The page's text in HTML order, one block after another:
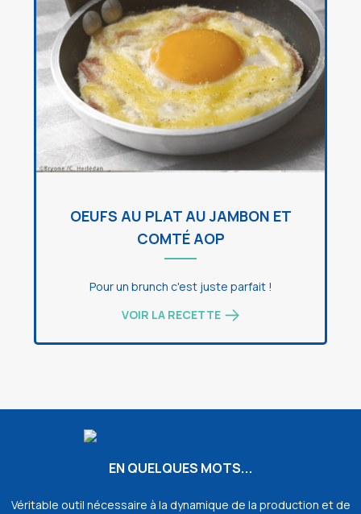
OEUFS AU PLAT AU JAMBON ET
COMTÉ AOP
Pour un brunch c'est juste parfait !
VOIR LA RECETTE
EN QUELQUES MOTS...
Véritable outil nécessaire à la dynamique de la production et de